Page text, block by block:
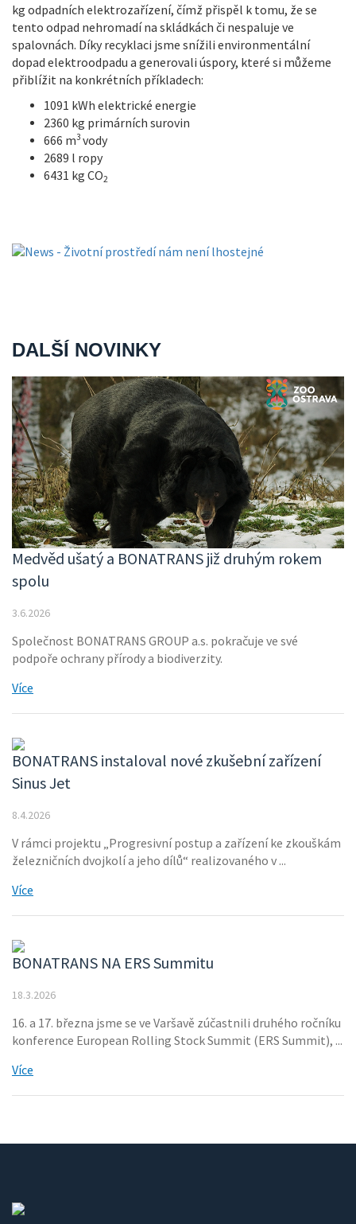
kg odpadních elektrozařízení, čímž přispěl k tomu, že se
tento odpad nehromadí na skládkách či nespaluje ve
spalovnách. Díky recyklaci jsme snížili environmentální
dopad elektroodpadu a generovali úspory, které si můžeme
přiblížit na konkrétních příkladech:
1091 kWh elektrické energie
2360 kg primárních surovin
666 m3 vody
2689 l ropy
6431 kg CO2
DALŠÍ NOVINKY
Medvěd ušatý a BONATRANS již druhým rokem
spolu
3.6.2026
Společnost BONATRANS GROUP a.s. pokračuje ve své
podpoře ochrany přírody a biodiverzity.
Více
BONATRANS instaloval nové zkušební zařízení
Sinus Jet
8.4.2026
V rámci projektu „Progresivní postup a zařízení ke zkouškám
železničních dvojkolí a jeho dílů“ realizovaného v ...
Více
BONATRANS NA ERS Summitu
18.3.2026
16. a 17. března jsme se ve Varšavě zúčastnili druhého ročníku
konference European Rolling Stock Summit (ERS Summit), ...
Více